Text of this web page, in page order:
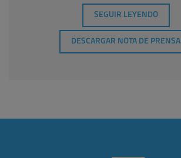
SEGUIR LEYENDO
DESCARGAR NOTA DE PRENSA